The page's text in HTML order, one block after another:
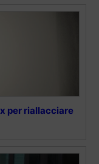
per riallacciare